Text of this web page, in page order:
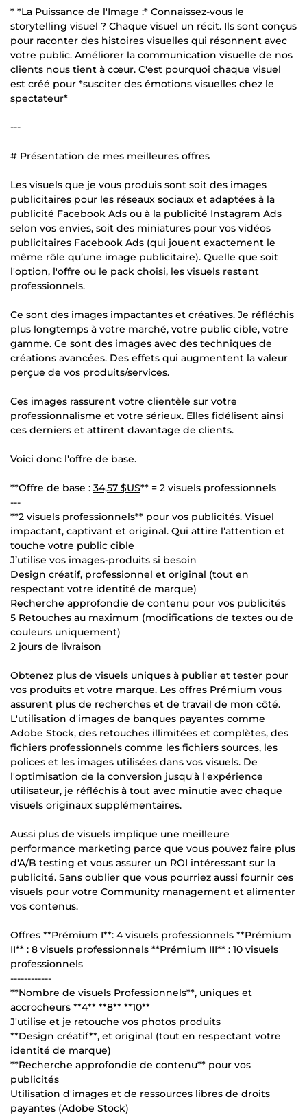
* *La Puissance de l'Image :* Connaissez-vous le
storytelling visuel ? Chaque visuel un récit. Ils sont conçus
pour raconter des histoires visuelles qui résonnent avec
votre public. Améliorer la communication visuelle de nos
clients nous tient à cœur. C'est pourquoi chaque visuel
est créé pour *susciter des émotions visuelles chez le
spectateur*
---
# Présentation de mes meilleures offres
Les visuels que je vous produis sont soit des images
publicitaires pour les réseaux sociaux et adaptées à la
publicité Facebook Ads ou à la publicité Instagram Ads
selon vos envies, soit des miniatures pour vos vidéos
publicitaires Facebook Ads (qui jouent exactement le
même rôle qu’une image publicitaire). Quelle que soit
l'option, l'offre ou le pack choisi, les visuels restent
professionnels.
Ce sont des images impactantes et créatives. Je réfléchis
plus longtemps à votre marché, votre public cible, votre
gamme. Ce sont des images avec des techniques de
créations avancées. Des effets qui augmentent la valeur
perçue de vos produits/services.
Ces images rassurent votre clientèle sur votre
professionnalisme et votre sérieux. Elles fidélisent ainsi
ces derniers et attirent davantage de clients.
Voici donc l'offre de base.
**Offre de base : 34,57 $US** = 2 visuels professionnels
---
**2 visuels professionnels** pour vos publicités. Visuel
impactant, captivant et original. Qui attire l’attention et
touche votre public cible
J’utilise vos images-produits si besoin
Design créatif, professionnel et original (tout en
respectant votre identité de marque)
Recherche approfondie de contenu pour vos publicités
5 Retouches au maximum (modifications de textes ou de
couleurs uniquement)
2 jours de livraison
Obtenez plus de visuels uniques à publier et tester pour
vos produits et votre marque. Les offres Prémium vous
assurent plus de recherches et de travail de mon côté.
L'utilisation d'images de banques payantes comme
Adobe Stock, des retouches illimitées et complètes, des
fichiers professionnels comme les fichiers sources, les
polices et les images utilisées dans vos visuels. De
l'optimisation de la conversion jusqu'à l'expérience
utilisateur, je réfléchis à tout avec minutie avec chaque
visuels originaux supplémentaires.
Aussi plus de visuels implique une meilleure
performance marketing parce que vous pouvez faire plus
d'A/B testing et vous assurer un ROI intéressant sur la
publicité. Sans oublier que vous pourriez aussi fournir ces
visuels pour votre Community management et alimenter
vos contenus.
Offres **Prémium I**: 4 visuels professionnels **Prémium
II** : 8 visuels professionnels **Prémium III** : 10 visuels
professionnels
------------
**Nombre de visuels Professionnels**, uniques et
accrocheurs **4** **8** **10**
J'utilise et je retouche vos photos produits
**Design créatif**, et original (tout en respectant votre
identité de marque)
**Recherche approfondie de contenu** pour vos
publicités
Utilisation d'images et de ressources libres de droits
payantes (Adobe Stock)